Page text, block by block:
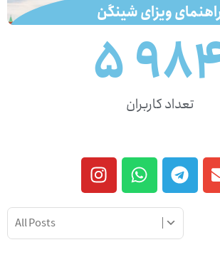
ویزای شینگن
تعداد کاربران
5